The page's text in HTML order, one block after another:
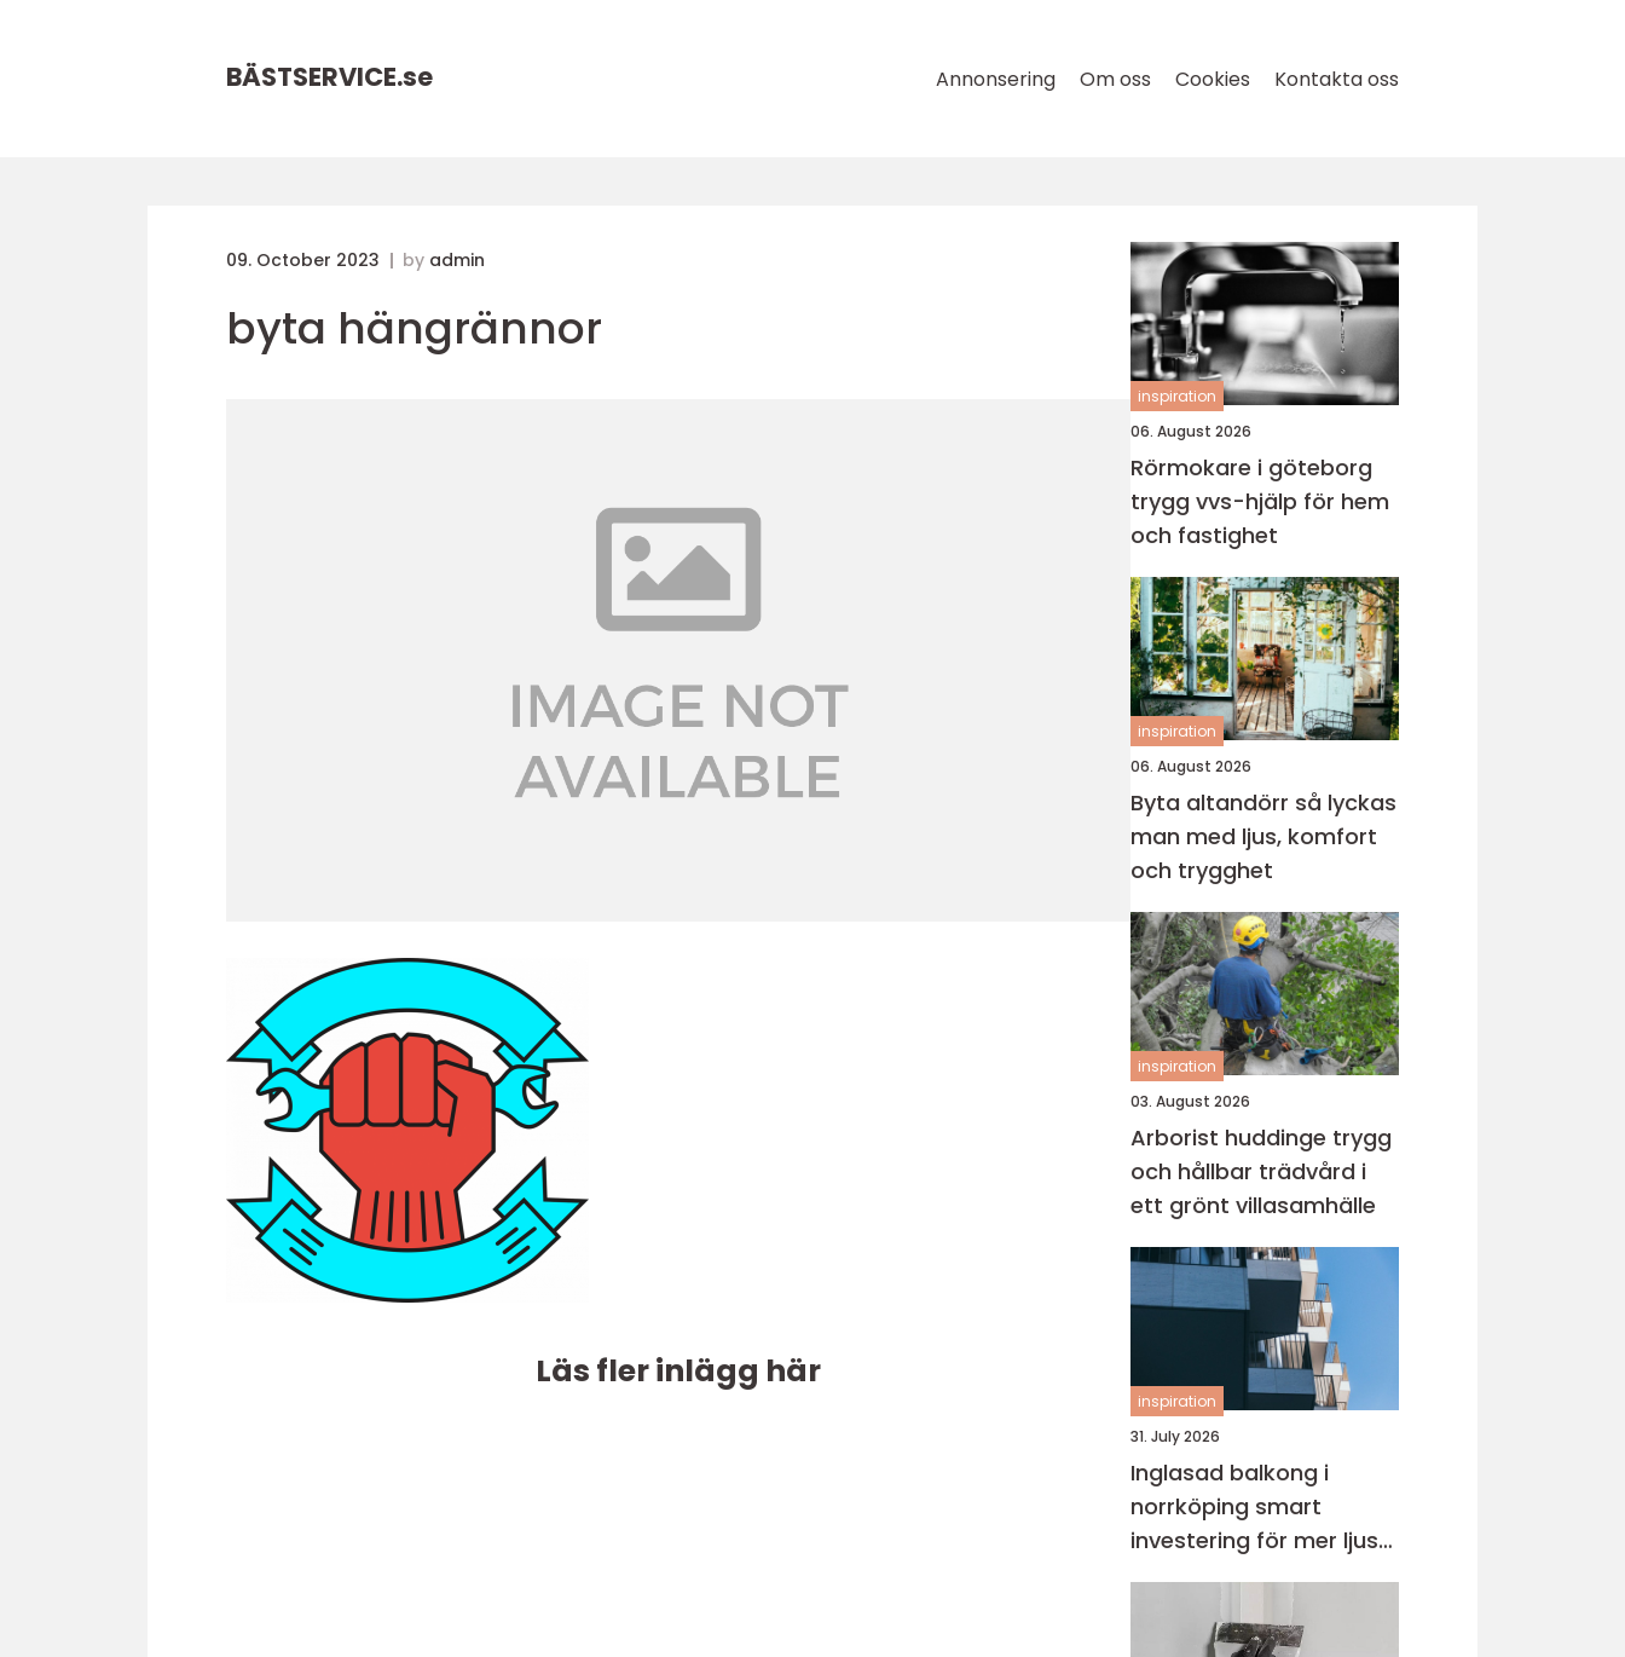
BÄSTSERVICE.se Annonsering Om oss Cookies Kontakta oss
09. October 2023 by admin
byta hängrännor
Läs fler inlägg här
inspiration
06. August 2026
Rörmokare i göteborg
trygg vvs-hjälp för hem
och fastighet
inspiration
06. August 2026
Byta altandörr så lyckas
man med ljus, komfort
och trygghet
inspiration
03. August 2026
Arborist huddinge trygg
och hållbar trädvård i
ett grönt villasamhälle
inspiration
31. July 2026
Inglasad balkong i
norrköping smart
investering för mer ljus
och extra yta